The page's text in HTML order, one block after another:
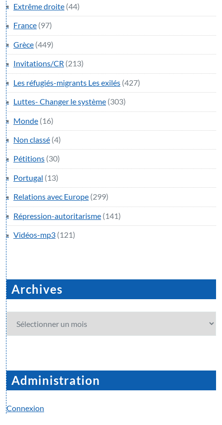
Extrême droite (44)
France (97)
Grèce (449)
Invitations/CR (213)
Les réfugiés-migrants Les exilés (427)
Luttes- Changer le système (303)
Monde (16)
Non classé (4)
Pétitions (30)
Portugal (13)
Relations avec Europe (299)
Répression-autoritarisme (141)
Vidéos-mp3 (121)
Archives
Archives
Administration
Connexion